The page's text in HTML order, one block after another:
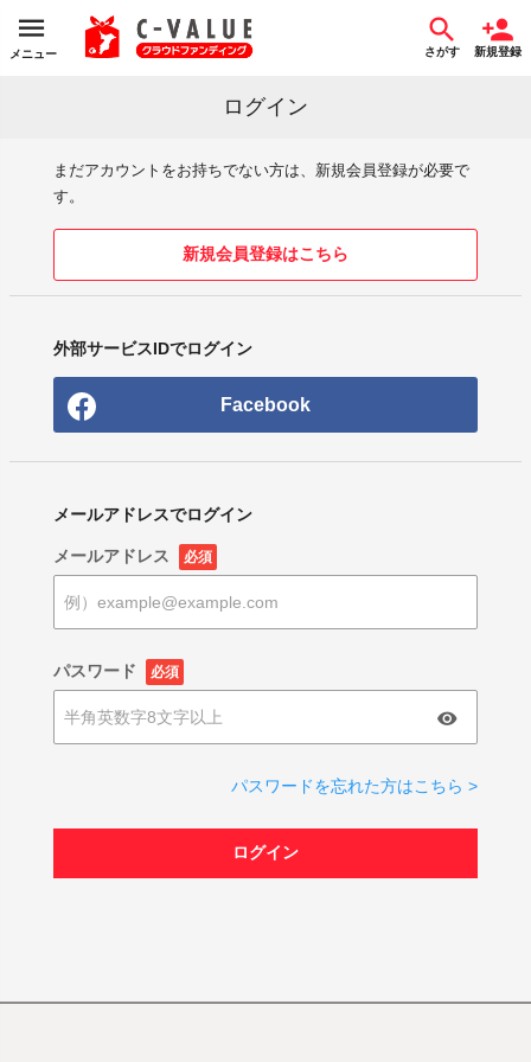
メニュー さがす 新規登録
ログイン
まだアカウントをお持ちでない方は、新規会員登録が必要で
す。
新規会員登録はこちら
外部サービスIDでログイン
Facebook
メールアドレスでログイン
メールアドレス 必須
パスワード 必須
パスワードを忘れた方はこちら >
ログイン